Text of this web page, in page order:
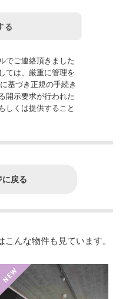
でご連絡頂きました
ては、厳重に管理を
基づき正規の手続き
開示要求が行われた
しくは提供すること
に戻る
んな物件も見ています。